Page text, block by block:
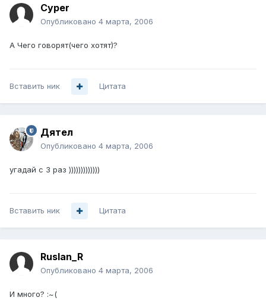
Cyper
Опубликовано 4 марта, 2006
А Чего говорят(чего хотят)?
Вставить ник Цитата
Дятел
Опубликовано 4 марта, 2006
угадай с 3 раз )))))))))))))
Вставить ник Цитата
Ruslan_R
Опубликовано 4 марта, 2006
И много? :~(